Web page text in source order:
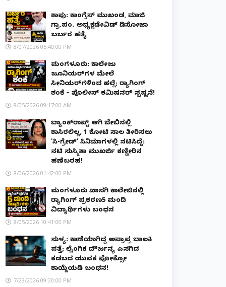
ಕಾಪು: ಕಾಂಗ್ರೆಸ್ ಮುಖಂಡ, ಮಾಜಿ
ಗ್ರಾ.ಪಂ. ಅಧ್ಯಕ್ಷಡೇವಿಡ್ ಡಿಸೋಜಾ
ಬರ್ಬರ ಹತ್ಯೆ
8/07/2026 05:40:00 PM
ಮಂಗಳೂರು: ಕಾಲೇಜು
ಜೂನಿಯರ್‌ಗಳ ಮೇಲೆ
ಸೀನಿಯರ್‌ಗಳಿಂದ ಹಲ್ಲೆ; ರ‌್ಯಾಗಿಂಗ್
ಶಂಕೆ – ಪೊಲೀಸ್ ಕಮಿಷನರ್ ಸ್ಪಷ್ಟನೆ!
8/05/2026 09:17:00 AM
ಬ್ಯಾಂಕ್‌ರಾಪ್ಟ್‌ ಆಗಿ ಜೇಬಿನಲ್ಲಿ
ಕಾಸಿರಲಿಲ್ಲ, ₹1 ಕೋಟಿ ಸಾಲ ತೀರಿಸಲು
'ಸಿ-ಗ್ರೇಡ್' ಸಿನಿಮಾಗಳಲ್ಲಿ ನಟಿಸಿದ್ದೆ:
ನಟಿ ಸುಸ್ಮಿತಾ ಮುಖರ್ಜಿ ಕಣ್ಣೀರಿನ
ಹಣೆಬರಹ!
8/06/2026 01:42:00 PM
ಮಂಗಳೂರು ಖಾಸಗಿ ಕಾಲೇಜಿನಲ್ಲಿ
ರ‌್ಯಾಗಿಂಗ್ ಪ್ರಕರಣ5 ಮಂದಿ
ವಿದ್ಯಾರ್ಥಿಗಳು ಬಂಧನ
8/05/2026 10:41:00 PM
ಸುಳ್ಯ: ಕಾಣೆಯಾಗಿದ್ದ ಅಪ್ರಾಪ್ತ ಬಾಲಕಿ
ಪತ್ತೆ; ಲೈಂಗಿಕ ದೌರ್ಜನ್ಯ ಎಸಗಿದ
ಕಡಬದ ಯುವಕ ಪೋಕ್ಸೋ
ಕಾಯ್ದೆಯಡಿ ಬಂಧನ!
7/23/2026 09:30:00 PM